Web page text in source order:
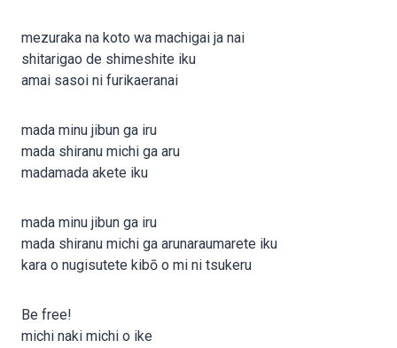
mezuraka na koto wa machigai ja nai
shitarigao de shimeshite iku
amai sasoi ni furikaeranai
mada minu jibun ga iru
mada shiranu michi ga aru
madamada akete iku
mada minu jibun ga iru
mada shiranu michi ga arunaraumarete iku
kara o nugisutete kibō o mi ni tsukeru
Be free!
michi naki michi o ike